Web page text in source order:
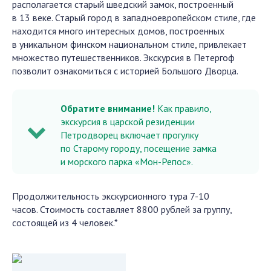
располагается старый шведский замок, построенный
в 13 веке. Старый город в западноевропейском стиле, где
находится много интересных домов, построенных
в уникальном финском национальном стиле, привлекает
множество путешественников. Экскурсия в Петергоф
позволит ознакомиться с историей Большого Дворца.
Обратите внимание! Как правило,
экскурсия в царской резиденции
Петродворец включает прогулку
по Старому городу, посещение замка
и морского парка «Мон-Репос».
Продолжительность экскурсионного тура 7-10
часов. Стоимость составляет 8800 рублей за группу,
состоящей из 4 человек.*